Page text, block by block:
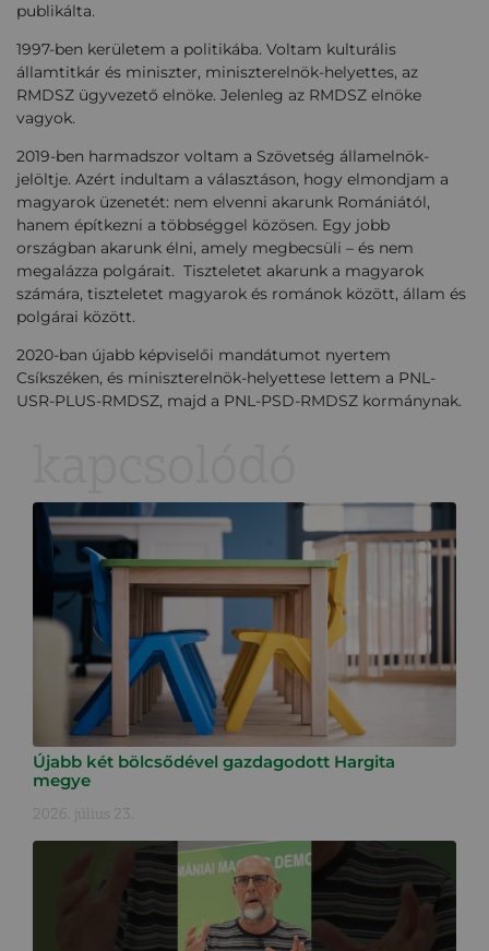
publikálta.
1997-ben kerületem a politikába. Voltam kulturális
államtitkár és miniszter, miniszterelnök-helyettes, az
RMDSZ ügyvezető elnöke. Jelenleg az RMDSZ elnöke
vagyok.
2019-ben harmadszor voltam a Szövetség államelnök-
jelöltje. Azért indultam a választáson, hogy elmondjam a
magyarok üzenetét: nem elvenni akarunk Romániától,
hanem építkezni a többséggel közösen. Egy jobb
országban akarunk élni, amely megbecsüli – és nem
megalázza polgárait. Tiszteletet akarunk a magyarok
számára, tiszteletet magyarok és románok között, állam és
polgárai között.
2020-ban újabb képviselői mandátumot nyertem
Csíkszéken, és miniszterelnök-helyettese lettem a PNL-
USR-PLUS-RMDSZ, majd a PNL-PSD-RMDSZ kormánynak.
Újabb két bölcsődével gazdagodott Hargita
megye
2026. július 23.